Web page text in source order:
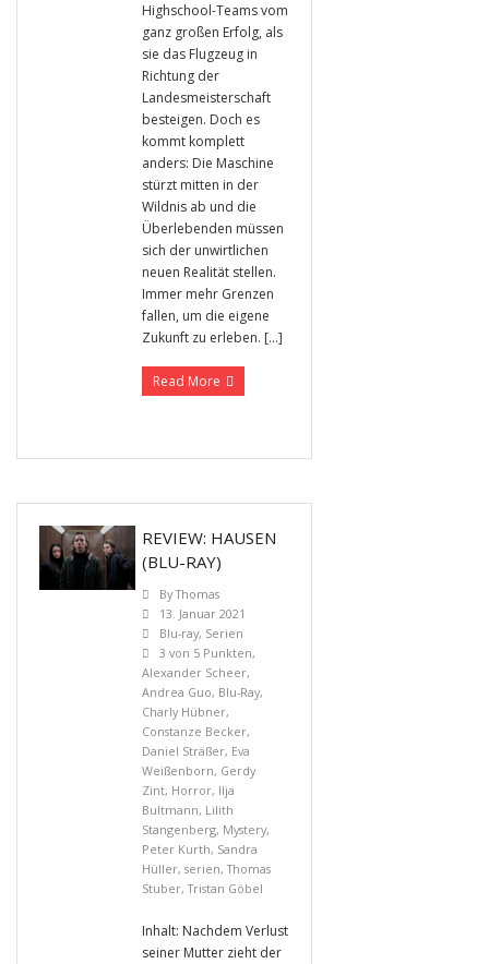
Highschool-Teams vom
ganz großen Erfolg, als
sie das Flugzeug in
Richtung der
Landesmeisterschaft
besteigen. Doch es
kommt komplett
anders: Die Maschine
stürzt mitten in der
Wildnis ab und die
Überlebenden müssen
sich der unwirtlichen
neuen Realität stellen.
Immer mehr Grenzen
fallen, um die eigene
Zukunft zu erleben. […]
Read More
REVIEW: HAUSEN
(BLU-RAY)
ByThomas
13. Januar 2021
Blu-ray, Serien
3 von 5 Punkten,
Alexander Scheer,
Andrea Guo, Blu-Ray,
Charly Hübner,
Constanze Becker,
Daniel Sträßer, Eva
Weißenborn, Gerdy
Zint, Horror, Ilja
Bultmann, Lilith
Stangenberg, Mystery,
Peter Kurth, Sandra
Hüller, serien,Thomas
Stuber,Tristan Göbel
Inhalt: Nachdem Verlust
seiner Mutter zieht der